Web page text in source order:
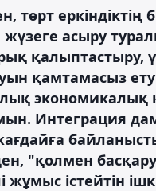
еркіндіктің
жүзеге асыру
қамтамасыз
Интеграция
"қолмен
істейтін